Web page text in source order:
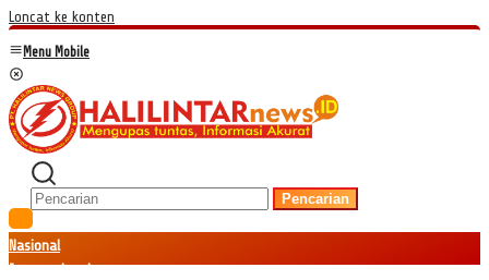
Loncat ke konten
Menu Mobile
Pencarian
Nasional
Internasional